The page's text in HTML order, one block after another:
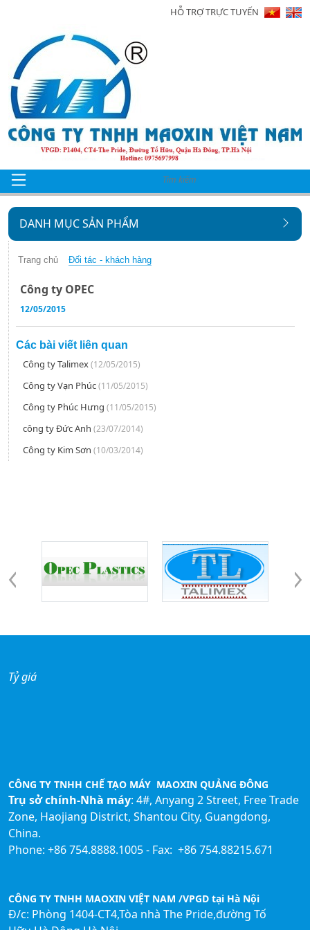
HỖ TRỢ TRỰC TUYẾN
Giới
thiệu
Sản
Tin
tức
Hình
ảnh
Video
Liên
hệ
DANH MỤC SẢN PHẨM
Trang chủ Đối tác - khách hàng
Công ty OPEC
12/05/2015
Các bài viết liên quan
Công ty Talimex(12/05/2015)
Công ty Vạn Phúc(11/05/2015)
Công ty Phúc Hưng (11/05/2015)
công ty Đức Anh (23/07/2014)
Công ty Kim Sơn (10/03/2014)
Tỷ giá
CÔNG TY TNHH CHẾ TẠO MÁY MAOXIN QUẢNG ĐÔNG
Trụ sở chính-Nhà máy: 4#, Anyang 2 Street, Free Trade
Zone, Haojiang District, Shantou City, Guangdong,
China.
Phone: +86 754.8888.1005 - Fax: +86 754.88215.671
CÔNG TY TNHH MAOXIN VIỆT NAM /VPGD tại Hà Nội
Đ/c: Phòng 1404-CT4,Tòa nhà The Pride,đường Tố